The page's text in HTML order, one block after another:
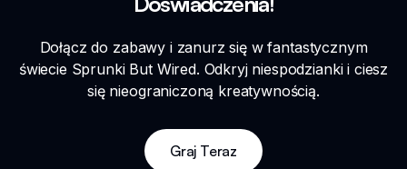
Dołącz do zabawy i zanurz się w fantastycznym
świecie Sprunki But Wired. Odkryj niespodzianki i ciesz
się nieograniczoną kreatywnością.
Graj Teraz